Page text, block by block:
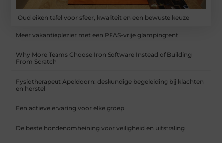
Oud eiken tafel voor sfeer, kwaliteit en een bewuste keuze
Meer vakantieplezier met een PFAS-vrije glampingtent
Why More Teams Choose Iron Software Instead of Building
From Scratch
Fysiotherapeut Apeldoorn: deskundige begeleiding bij klachten
en herstel
Een actieve ervaring voor elke groep
De beste hondenomheining voor veiligheid en uitstraling